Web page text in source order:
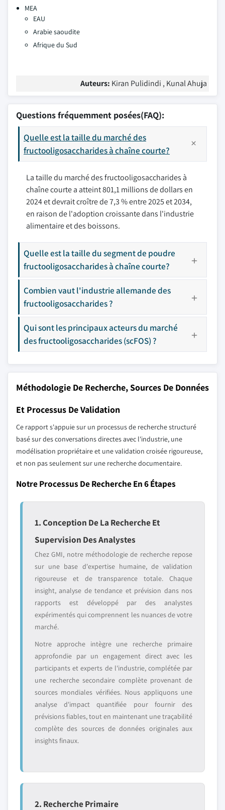
MEA
EAU
Arabie saoudite
Afrique du Sud
Auteurs: Kiran Pulidindi , Kunal Ahuja
Questions fréquemment posées(FAQ):
Quelle est la taille du marché des
fructooligosaccharides à chaîne courte?
La taille du marché des fructooligosaccharides à
chaîne courte a atteint 801,1 millions de dollars en
2024 et devrait croître de 7,3 % entre 2025 et 2034,
en raison de l'adoption croissante dans l'industrie
alimentaire et des boissons.
Quelle est la taille du segment de poudre
fructooligosaccharides à chaîne courte?
Combien vaut l'industrie allemande des
fructooligosaccharides ?
Qui sont les principaux acteurs du marché
des fructooligosaccharides (scFOS) ?
Méthodologie De Recherche, Sources De Données
Et Processus De Validation
Ce rapport s'appuie sur un processus de recherche structuré
basé sur des conversations directes avec l'industrie, une
modélisation propriétaire et une validation croisée rigoureuse,
et non pas seulement sur une recherche documentaire.
Notre Processus De Recherche En 6 Étapes
1. Conception De La Recherche Et
Supervision Des Analystes
Chez GMI, notre méthodologie de recherche repose
sur une base d'expertise humaine, de validation
rigoureuse et de transparence totale. Chaque
insight, analyse de tendance et prévision dans nos
rapports est développé par des analystes
expérimentés qui comprennent les nuances de votre
marché.
Notre approche intègre une recherche primaire
approfondie par un engagement direct avec les
participants et experts de l'industrie, complétée par
une recherche secondaire complète provenant de
sources mondiales vérifiées. Nous appliquons une
analyse d'impact quantifiée pour fournir des
prévisions fiables, tout en maintenant une traçabilité
complète des sources de données originales aux
insights finaux.
2. Recherche Primaire